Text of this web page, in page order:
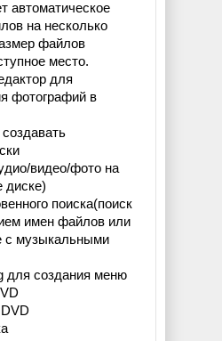
автоматическое
на несколько
файлов
место.
для
фотографий в
видео/фото на
диске)
поиска(поиск
имен файлов или
с музыкальными
для создания меню